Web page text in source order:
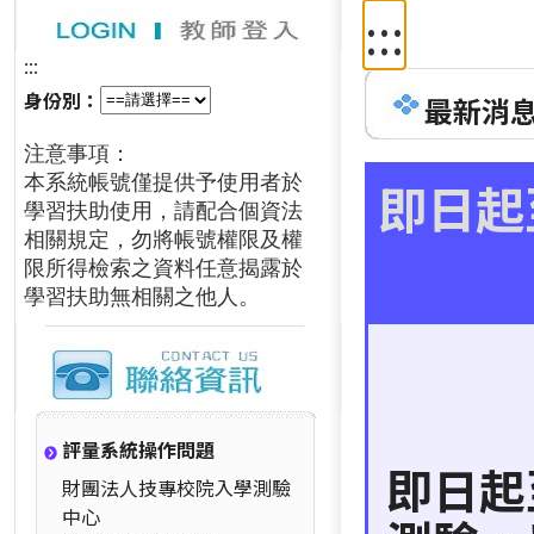
:::
身份別：
注意事項：
本系統帳號僅提供予使用者於
學習扶助使用，請配合個資法
相關規定，勿將帳號權限及權
限所得檢索之資料任意揭露於
學習扶助無相關之他人。
評量系統操作問題
財團法人技專校院入學測驗
中心
:::
最新消
即日
即日